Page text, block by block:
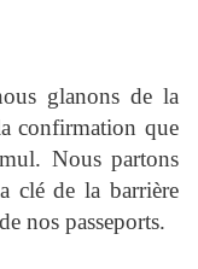
glanons de la
confirmation que
Nous partons
clé de la barrière
nos passeports.